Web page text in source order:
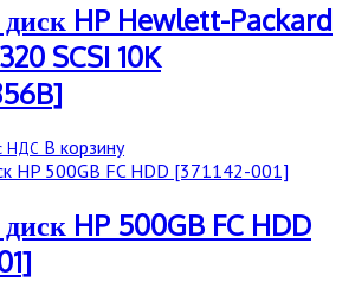
HP Hewlett-Packard
SCSI 10K
НДС В корзину
HP 500GB FC HDD